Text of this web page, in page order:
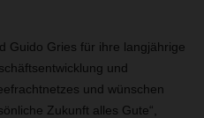
Guido Gries für ihre langjährige
und
und wünschen
Zukunft alles Gute“,